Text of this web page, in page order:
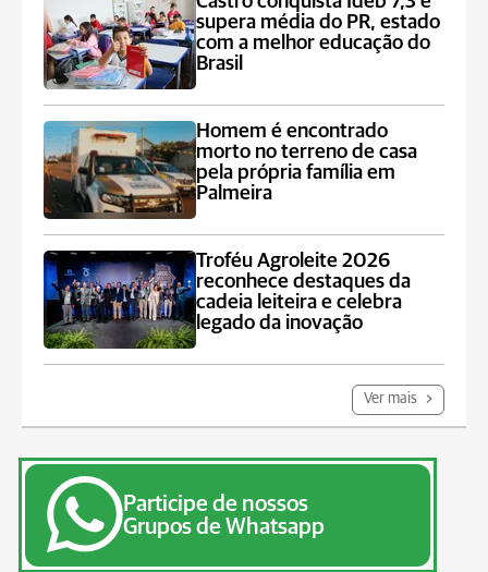
supera média do PR, estado
com a melhor educação do
Brasil
Homem é encontrado
morto no terreno de casa
pela própria família em
Palmeira
Troféu Agroleite 2026
reconhece destaques da
cadeia leiteira e celebra
legado da inovação
Ver mais
Participe de nossos
Grupos de Whatsapp